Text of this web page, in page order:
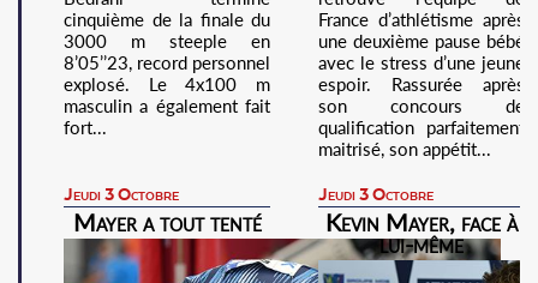
cinquième de la finale du
3000 m steeple en
8’05’’23, record personnel
explosé. Le 4x100 m
masculin a également fait
fort...
France d’athlétisme après
une deuxième pause bébé
avec le stress d’une jeune
espoir. Rassurée après
son concours de
qualification parfaitement
maitrisé, son appétit...
Jeudi 3 Octobre
Mayer a tout tenté
Jeudi 3 Octobre
Kevin Mayer, face à
lui-même